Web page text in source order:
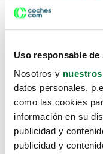
Uso responsable de
Nosotros y
datos personales,
como las cookies
información en su
publicidad y
publicidad y
Lo
te hemos